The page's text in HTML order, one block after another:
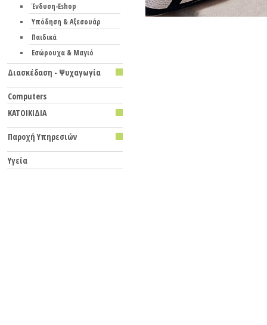
Ένδυση-Eshop
Υπόδηση & Aξεσουάρ
Παιδικά
Εσώρουχα & Mαγιό
Διασκέδαση - Ψυχαγωγία
Computers
ΚΑΤΟΙΚΙΔΙΑ
Παροχή Υπηρεσιών
Υγεία